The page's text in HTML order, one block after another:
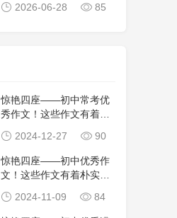
2026-06-28
85
惊艳四座——初中常考优
秀作文！这些作文有着朴
2024-12-27 90
惊艳四座——初中优秀作
文！这些作文有着朴实的
2024-11-09 84